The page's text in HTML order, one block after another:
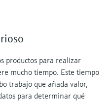
productos para realizar
mucho tiempo. Este tiempo
trabajo que añada valor,
para determinar qué